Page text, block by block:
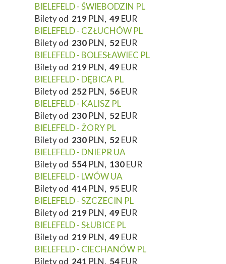
BIELEFELD - ŚWIEBODZIN PL
Bilety od 219 PLN, 49EUR
BIELEFELD - CZŁUCHÓW PL
Bilety od 230 PLN, 52EUR
BIELEFELD - BOLESŁAWIEC PL
Bilety od 219 PLN, 49EUR
BIELEFELD - DĘBICA PL
Bilety od 252 PLN, 56EUR
BIELEFELD - KALISZ PL
Bilety od 230 PLN, 52EUR
BIELEFELD - ŻORY PL
Bilety od 230 PLN, 52EUR
BIELEFELD - DNIEPR UA
Bilety od 554 PLN, 130EUR
BIELEFELD - LWÓW UA
Bilety od 414 PLN, 95EUR
BIELEFELD - SZCZECIN PL
Bilety od 219 PLN, 49EUR
BIELEFELD - SŁUBICE PL
Bilety od 219 PLN, 49EUR
BIELEFELD - CIECHANÓW PL
Bilety od 241 PLN, 54EUR